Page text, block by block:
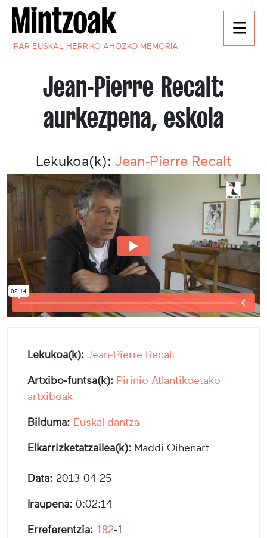
IPAR EUSKAL HERRIKO AHOZKO MEMORIA
Jean-Pierre Recalt:
aurkezpena, eskola
Lekukoa(k): Jean-Pierre Recalt
Lekukoa(k): Jean-Pierre Recalt
Artxibo-funtsa(k): Pirinio Atlantikoetako
artxiboak
Bilduma: Euskal dantza
Elkarrizketatzailea(k): Maddi Oihenart
Data: 2013-04-25
Iraupena: 0:02:14
Erreferentzia: 182-1